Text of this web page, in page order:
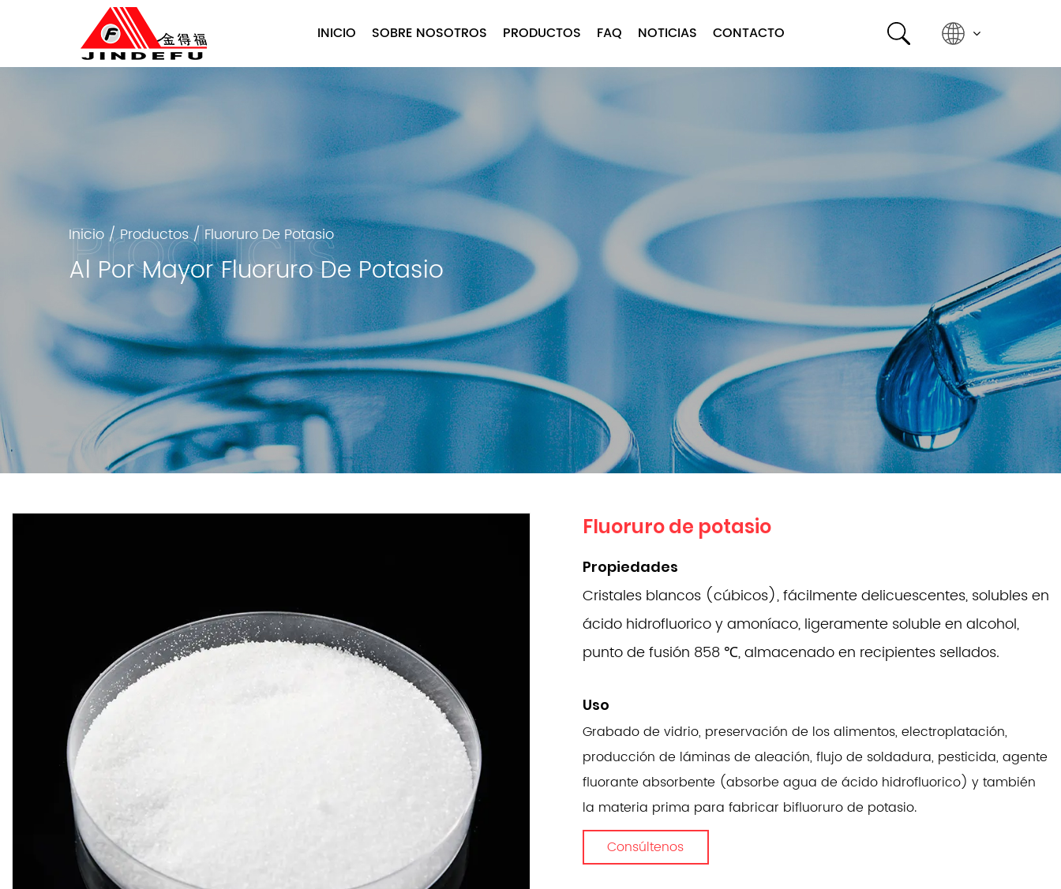
INICIO SOBRE NOSOTROS PRODUCTOS FAQ NOTICIAS CONTACTO
Inicio/Productos/ Fluoruro De Potasio
Al Por Mayor Fluoruro De Potasio
Fluoruro de potasio
Propiedades
Cristales blancos (cúbicos), fácilmente delicuescentes, solubles en
ácido hidrofluorico y amoníaco, ligeramente soluble en alcohol,
punto de fusión 858 ℃, almacenado en recipientes sellados.
Uso
Grabado de vidrio, preservación de los alimentos, electroplatación,
producción de láminas de aleación, flujo de soldadura, pesticida, agente
fluorante absorbente (absorbe agua de ácido hidrofluorico) y también
la materia prima para fabricar bifluoruro de potasio.
Consúltenos